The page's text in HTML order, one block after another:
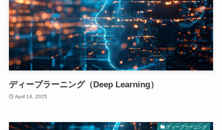
ディープラーニング（Deep Learning）
April 14, 2025
ディープラーニング